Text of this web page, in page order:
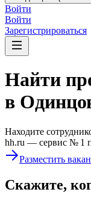
Войти
Войти
Зарегистрироваться
Найти
в
Находите
hh.ru — сервис № 1
Разместить
Скажите,